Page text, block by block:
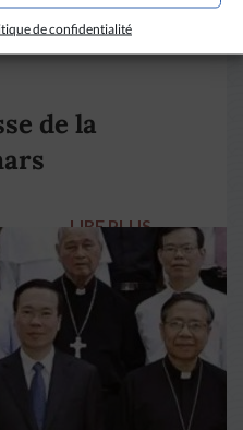
de confidentialité
de la
LIRE PLUS →